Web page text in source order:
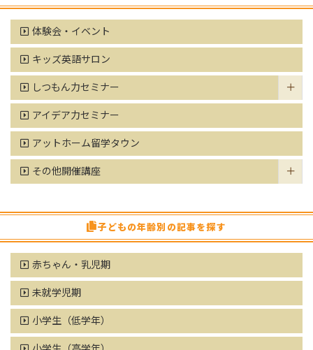
体験会・イベント
キッズ英語サロン
しつもん力セミナー
アイデア力セミナー
アットホーム留学タウン
その他開催講座
子どもの年齢別の記事を探す
赤ちゃん・乳児期
未就学児期
小学生（低学年）